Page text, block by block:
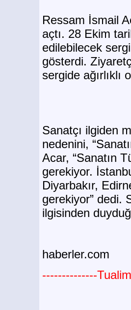
Ressam İsmail
açtı. 28 Ekim
edilebilecek
gösterdi.
sergide
Sanatçı ilgiden
nedenini,
Acar, “Sanatın
gerekiyor.
Diyarbakır,
gerekiyor” dedi.
ilgisinden
haberler.com
--------------